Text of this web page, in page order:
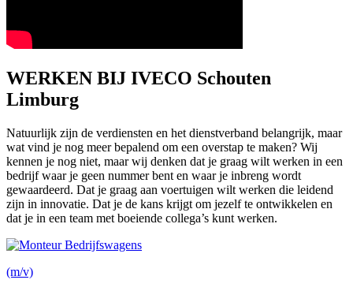
WERKEN BIJ IVECO Schouten
Limburg
Natuurlijk zijn de verdiensten en het dienstverband belangrijk, maar
wat vind je nog meer bepalend om een overstap te maken? Wij
kennen je nog niet, maar wij denken dat je graag wilt werken in een
bedrijf waar je geen nummer bent en waar je inbreng wordt
gewaardeerd. Dat je graag aan voertuigen wilt werken die leidend
zijn in innovatie. Dat je de kans krijgt om jezelf te ontwikkelen en
dat je in een team met boeiende collega’s kunt werken.
(m/v)